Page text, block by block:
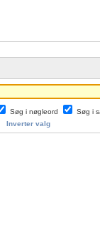
Søg i nøgleord
Søg i
Inverter valg